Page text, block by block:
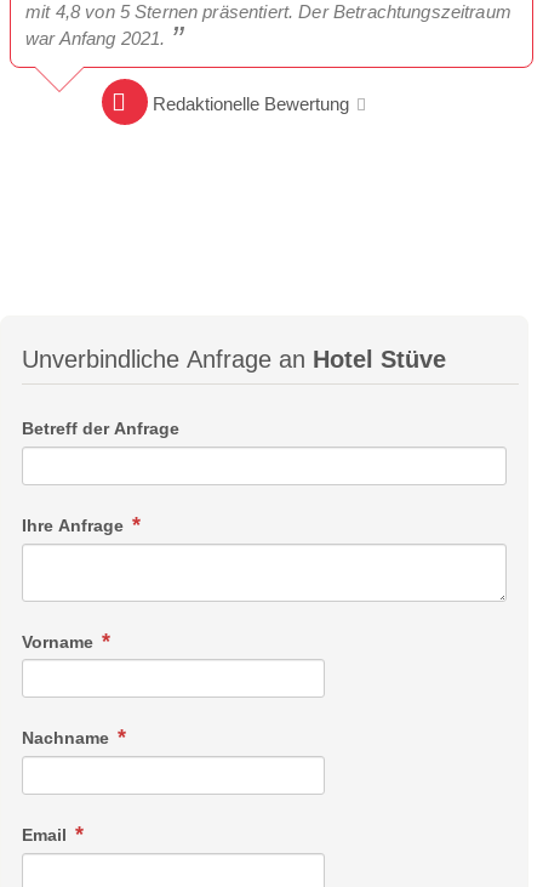
mit 4,8 von 5 Sternen präsentiert. Der Betrachtungszeitraum
war Anfang 2021.
Redaktionelle Bewertung
Unverbindliche Anfrage an Hotel Stüve
Betreff der Anfrage
Ihre Anfrage
Vorname
Nachname
Email